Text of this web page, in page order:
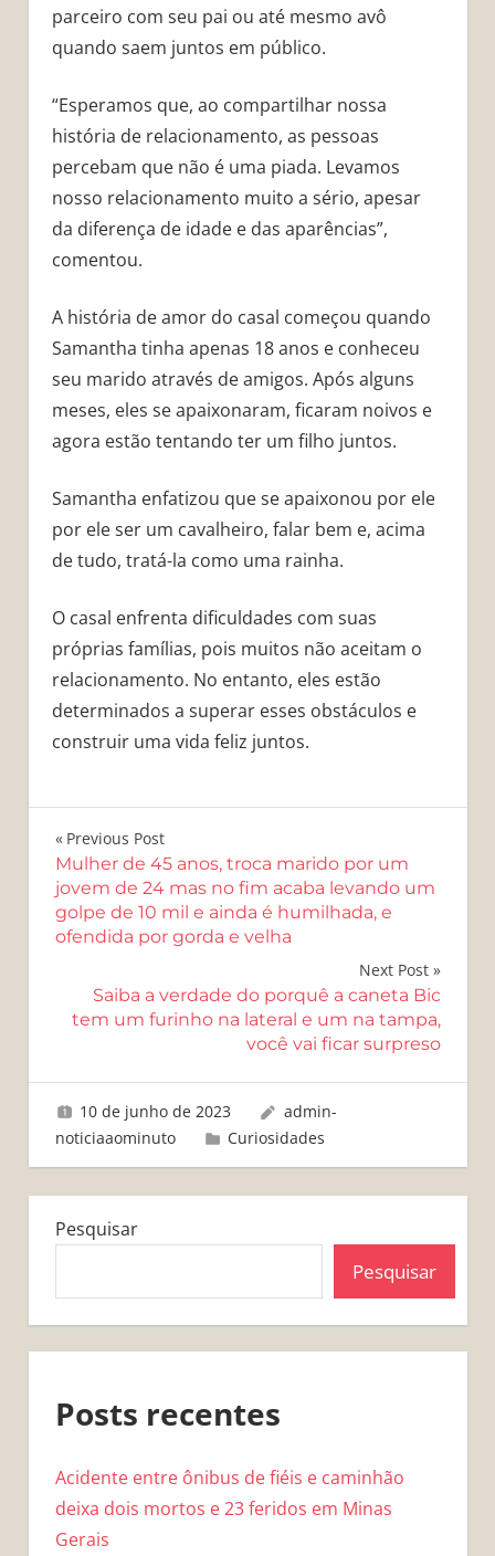
parceiro com seu pai ou até mesmo avô
quando saem juntos em público.
“Esperamos que, ao compartilhar nossa
história de relacionamento, as pessoas
percebam que não é uma piada. Levamos
nosso relacionamento muito a sério, apesar
da diferença de idade e das aparências”,
comentou.
A história de amor do casal começou quando
Samantha tinha apenas 18 anos e conheceu
seu marido através de amigos. Após alguns
meses, eles se apaixonaram, ficaram noivos e
agora estão tentando ter um filho juntos.
Samantha enfatizou que se apaixonou por ele
por ele ser um cavalheiro, falar bem e, acima
de tudo, tratá-la como uma rainha.
O casal enfrenta dificuldades com suas
próprias famílias, pois muitos não aceitam o
relacionamento. No entanto, eles estão
determinados a superar esses obstáculos e
construir uma vida feliz juntos.
Navegação
de
Post
Previous Post
Mulher de 45 anos, troca marido por um
jovem de 24 mas no fim acaba levando um
golpe de 10 mil e ainda é humilhada, e
ofendida por gorda e velha
Next Post
Saiba a verdade do porquê a caneta Bic
tem um furinho na lateral e um na tampa,
você vai ficar surpreso
10 de junho de 2023
admin-
noticiaaominuto
Curiosidades
Pesquisar
Pesquisar
Posts recentes
Acidente entre ônibus de fiéis e caminhão
deixa dois mortos e 23 feridos em Minas
Gerais